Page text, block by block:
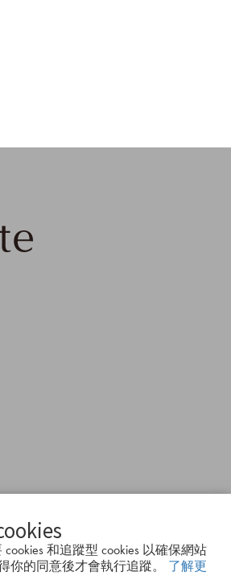
和追蹤型 cookies 以確保網站
你的同意後才會執行追蹤。 了解更